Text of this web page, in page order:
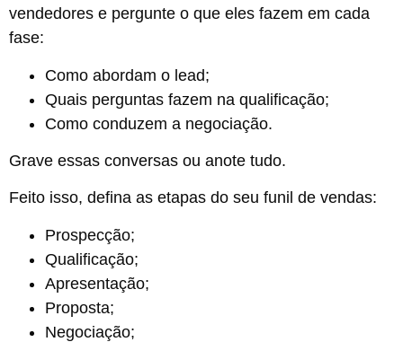
vendedores e pergunte o que eles fazem em cada
fase:
Como abordam o lead;
Quais perguntas fazem na qualificação;
Como conduzem a negociação.
Grave essas conversas ou anote tudo.
Feito isso, defina as etapas do seu funil de vendas:
Prospecção;
Qualificação;
Apresentação;
Proposta;
Negociação;